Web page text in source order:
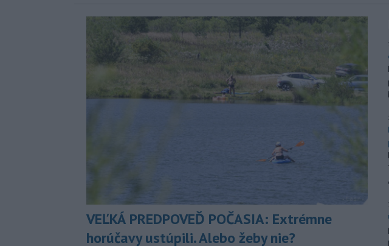
VEĽKÁ PREDPOVEĎ POČASIA: Extrémne
horúčavy ustúpili. Alebo žeby nie?